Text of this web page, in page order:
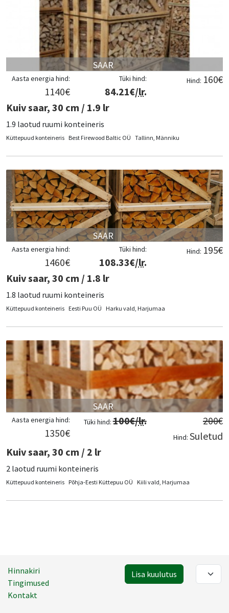
SAAR
Hind: 160€
Tüki hind:
84.21€/lr.
Aasta energia hind:
1140€
Kuiv saar, 30 cm / 1.9 lr
1.9 laotud ruumi konteineris
Küttepuud konteineris Best Firewood Baltic OÜ Tallinn, Männiku
SAAR
Hind: 195€
Tüki hind:
108.33€/lr.
Aasta energia hind:
1460€
Kuiv saar, 30 cm / 1.8 lr
1.8 laotud ruumi konteineris
Küttepuud konteineris Eesti Puu OÜ Harku vald, Harjumaa
SAAR
Hind:
200€
Suletud
Tüki hind: 100€/lr.
Aasta energia hind:
1350€
Kuiv saar, 30 cm / 2 lr
2 laotud ruumi konteineris
Küttepuud konteineris Põhja-Eesti Küttepuu OÜ Kiili vald, Harjumaa
Hinnakiri
Tingimused
Kontakt
Lisa kuulutus